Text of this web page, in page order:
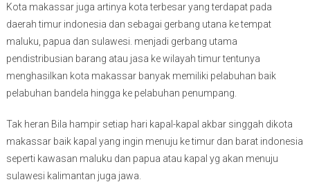
Kota makassar juga artinya kota terbesar yang terdapat pada
daerah timur indonesia dan sebagai gerbang utana ke tempat
maluku, papua dan sulawesi. menjadi gerbang utama
pendistribusian barang atau jasa ke wilayah timur tentunya
menghasilkan kota makassar banyak memiliki pelabuhan baik
pelabuhan bandela hingga ke pelabuhan penumpang.
Tak heran Bila hampir setiap hari kapal-kapal akbar singgah dikota
makassar baik kapal yang ingin menuju ke timur dan barat indonesia
seperti kawasan maluku dan papua atau kapal yg akan menuju
sulawesi kalimantan juga jawa.